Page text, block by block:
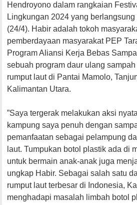
Hendroyono dalam rangkaian
Lingkungan 2024 yang
(24/4). Habir adalah tokoh
pemberdayaan masyarakat PEP
Program Aliansi Kerja Bebas
sebuah program daur ulang
rumput laut di Pantai Mamolo,
Kalimantan Utara.
”Saya tergerak melakukan aksi
kampung saya penuh dengan
pemanfaatan sebagai pelampung
laut. Tumpukan botol plastik ada di
untuk bermain anak-anak juga
ungkap Habir. Sebagai salah satu
rumput laut terbesar di Indonesia,
menghadapi masalah limbah botol